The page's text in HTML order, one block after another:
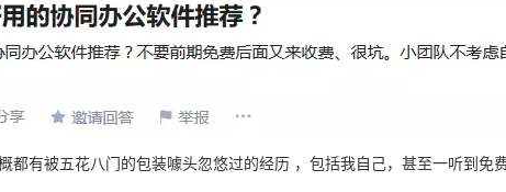
都有被五花八门的包装噱头忽悠过的经历 ，包括我自己，甚至一听到免